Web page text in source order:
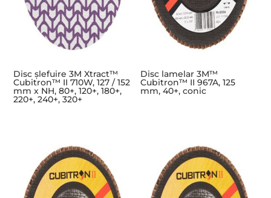
Disc șlefuire 3M Xtract™
Cubitron™ II 710W, 127 / 152
mm x NH, 80+, 120+, 180+,
220+, 240+, 320+
Disc lamelar 3M™
Cubitron™ II 967A, 125
mm, 40+, conic